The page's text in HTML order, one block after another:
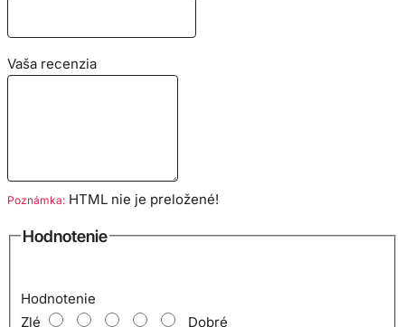
Vaša recenzia
Poznámka: HTML nie je preložené!
Hodnotenie
Hodnotenie
Zlé
Dobré